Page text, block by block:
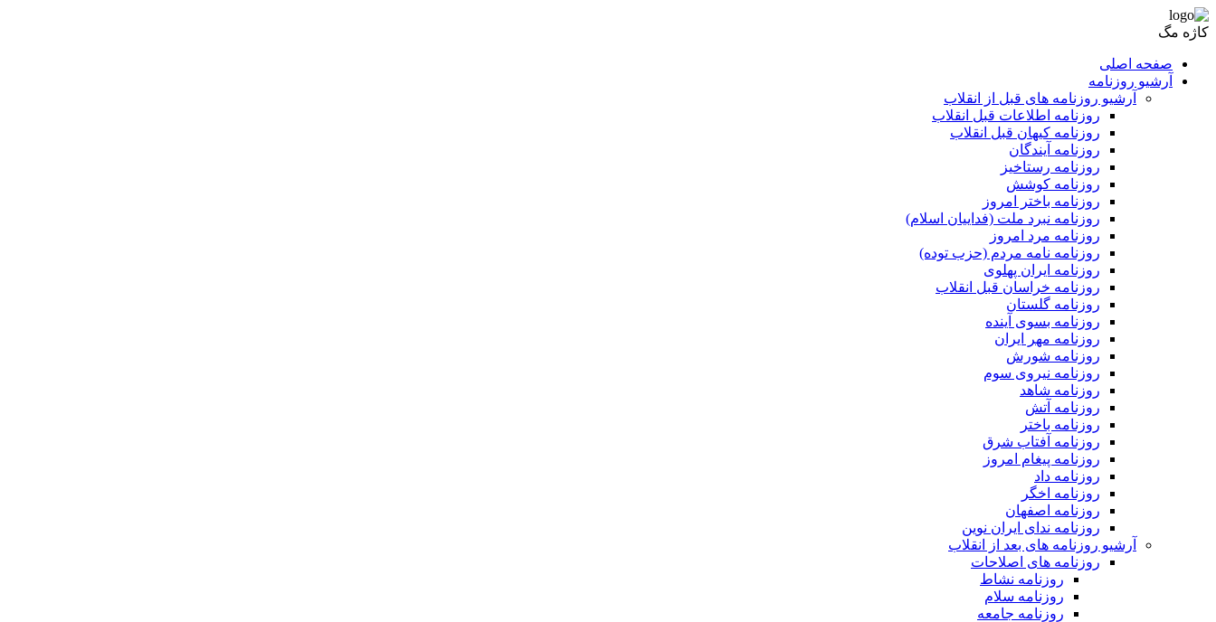
کاژه مگ
صفحه اصلی
آرشیو روزنامه
آرشیو روزنامه های قبل از انقلاب
روزنامه اطلاعات قبل انقلاب
روزنامه کیهان قبل انقلاب
روزنامه آیندگان
روزنامه رستاخیز
روزنامه کوشش
روزنامه باختر امروز
روزنامه نبرد ملت (فداییان اسلام)
روزنامه مرد امروز
روزنامه نامه مردم (حزب توده)
روزنامه ایران پهلوی
روزنامه خراسان قبل انقلاب
روزنامه گلستان
روزنامه بسوی آینده
روزنامه مهر ایران
روزنامه شورش
روزنامه نیروی سوم
روزنامه شاهد
روزنامه آتش
روزنامه باختر
روزنامه آفتاب شرق
روزنامه پیغام امروز
روزنامه داد
روزنامه اخگر
روزنامه اصفهان
روزنامه ندای ایران نوین
آرشیو روزنامه های بعد از انقلاب
روزنامه های اصلاحات
روزنامه نشاط
روزنامه سلام
روزنامه جامعه